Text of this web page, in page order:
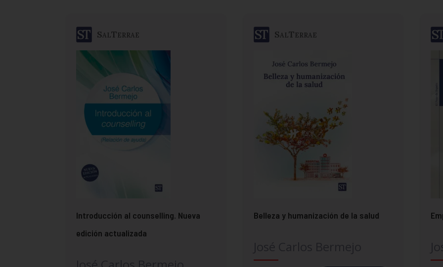
SalTerrae
Introducción al counselling. Nueva
edición actualizada
SalTerrae
Belleza y humanización de la salud